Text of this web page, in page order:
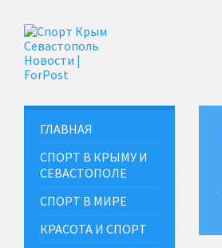
ГЛАВНАЯ
СПОРТ В КРЫМУ И
СЕВАСТОПОЛЕ
СПОРТ В МИРЕ
КРАСОТА И СПОРТ